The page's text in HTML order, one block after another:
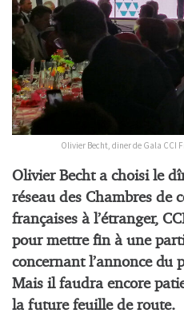
Olivier Becht, diner de Gala CCI
Olivier Becht a choisi le
réseau des Chambres de
françaises à l’étranger,
pour mettre fin à une
concernant l’annonce du
Mais il faudra encore
la future feuille de route.